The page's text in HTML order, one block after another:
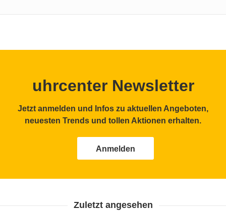
uhrcenter Newsletter
Jetzt anmelden und Infos zu aktuellen Angeboten,
neuesten Trends und tollen Aktionen erhalten.
Anmelden
Zuletzt angesehen